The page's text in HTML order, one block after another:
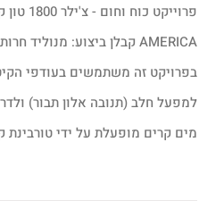
בפרויקט זה משתמשים בעודפי
למפעל חלב (תנובה אלון תבור)
מים קרים מופעלת על ידי טורבינת